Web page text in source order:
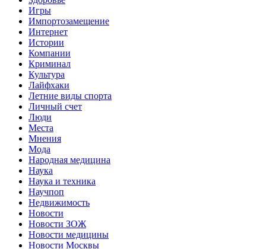
Игры
Импортозамещение
Интернет
Истории
Компании
Криминал
Культура
Лайфхаки
Летние виды спорта
Личный счет
Люди
Места
Мнения
Мода
Народная медицина
Наука
Наука и техника
Научпоп
Недвижимость
Новости
Новости ЗОЖ
Новости медицины
Новости Москвы